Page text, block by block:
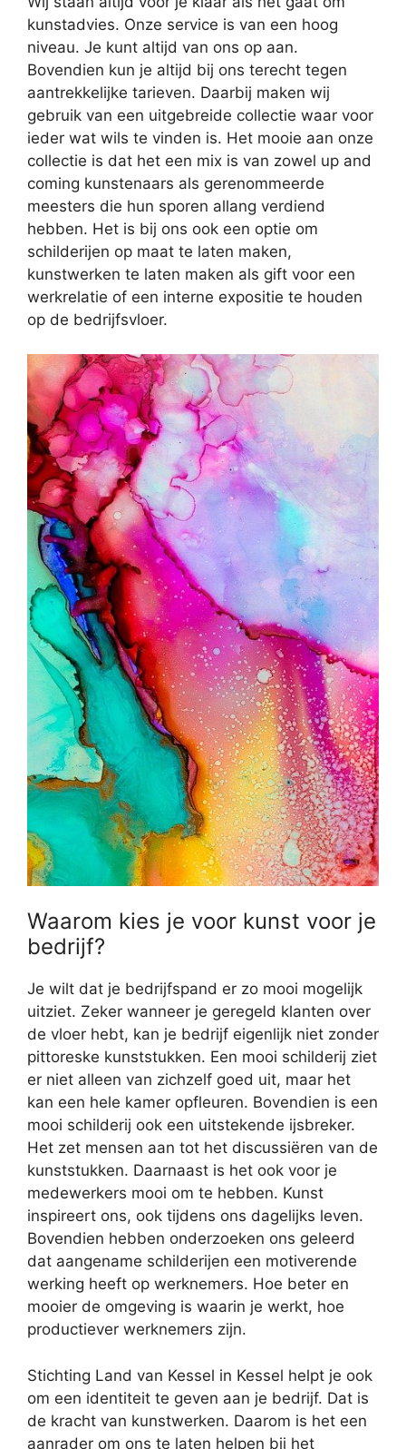
kunstadvies. Onze service is van een hoog
niveau. Je kunt altijd van ons op aan.
Bovendien kun je altijd bij ons terecht tegen
aantrekkelijke tarieven. Daarbij maken wij
gebruik van een uitgebreide collectie waar voor
ieder wat wils te vinden is. Het mooie aan onze
collectie is dat het een mix is van zowel up and
coming kunstenaars als gerenommeerde
meesters die hun sporen allang verdiend
hebben. Het is bij ons ook een optie om
schilderijen op maat te laten maken,
kunstwerken te laten maken als gift voor een
werkrelatie of een interne expositie te houden
op de bedrijfsvloer.
Waarom kies je voor kunst voor je
bedrijf?
Je wilt dat je bedrijfspand er zo mooi mogelijk
uitziet. Zeker wanneer je geregeld klanten over
de vloer hebt, kan je bedrijf eigenlijk niet zonder
pittoreske kunststukken. Een mooi schilderij ziet
er niet alleen van zichzelf goed uit, maar het
kan een hele kamer opfleuren. Bovendien is een
mooi schilderij ook een uitstekende ijsbreker.
Het zet mensen aan tot het discussiëren van de
kunststukken. Daarnaast is het ook voor je
medewerkers mooi om te hebben. Kunst
inspireert ons, ook tijdens ons dagelijks leven.
Bovendien hebben onderzoeken ons geleerd
dat aangename schilderijen een motiverende
werking heeft op werknemers. Hoe beter en
mooier de omgeving is waarin je werkt, hoe
productiever werknemers zijn.
Stichting Land van Kessel in Kessel helpt je ook
om een identiteit te geven aan je bedrijf. Dat is
de kracht van kunstwerken. Daarom is het een
aanrader om ons te laten helpen bij het